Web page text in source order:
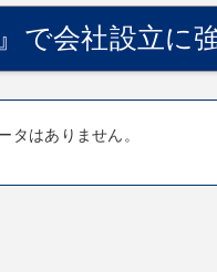
で会社設立に
はありません。